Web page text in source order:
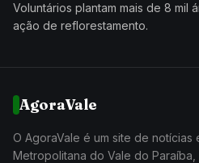
Voluntários plantam mais de 8 mil
ação de reflorestamento.
AgoraVale
O AgoraVale é um site de
Metropolitana do Vale do